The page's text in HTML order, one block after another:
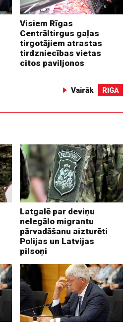
Visiem Rīgas
Centrāltirgus gaļas
tirgotājiem atrastas
tirdzniecības vietas
citos paviljonos
Vairāk RĪGĀ
Latgalē par deviņu
nelegālo migrantu
pārvadāšanu aizturēti
Polijas un Latvijas
pilsoņi